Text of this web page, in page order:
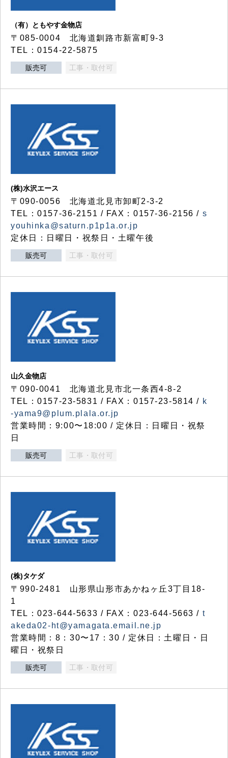
（有）ともやす金物店
〒085-0004 北海道釧路市新富町9-3
TEL：0154-22-5875
販売可 工事・取付可
(株)水沢エース
〒090-0056 北海道北見市卸町2-3-2
TEL：0157-36-2151 / FAX：0157-36-2156 / s
youhinka@saturn.p1p1a.or.jp
定休日：日曜日・祝祭日・土曜午後
販売可 工事・取付可
山久金物店
〒090-0041 北海道北見市北一条西4-8-2
TEL：0157-23-5831 / FAX：0157-23-5814 / k
-yama9@plum.plala.or.jp
営業時間：9:00〜18:00 / 定休日：日曜日・祝祭
日
販売可 工事・取付可
(株)タケダ
〒990-2481 山形県山形市あかねヶ丘3丁目18-
1
TEL：023-644-5633 / FAX：023-644-5663 / t
akeda02-ht@yamagata.email.ne.jp
営業時間：8：30〜17：30 / 定休日：土曜日・日
曜日・祝祭日
販売可 工事・取付可